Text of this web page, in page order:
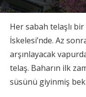
Her sabah telaşlı
İskelesi’nde. Az
arşınlayacak
telaş. Baharın ilk
süsünü giyinmiş